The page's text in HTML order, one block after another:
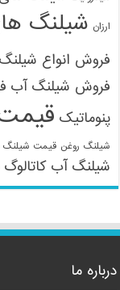
ارزان شیلنگ
فروش انواع
فروش شیلنگ آب
پنوماتیک
شیلنگ روغن قیمت
شیلنگ آب
درباره ما